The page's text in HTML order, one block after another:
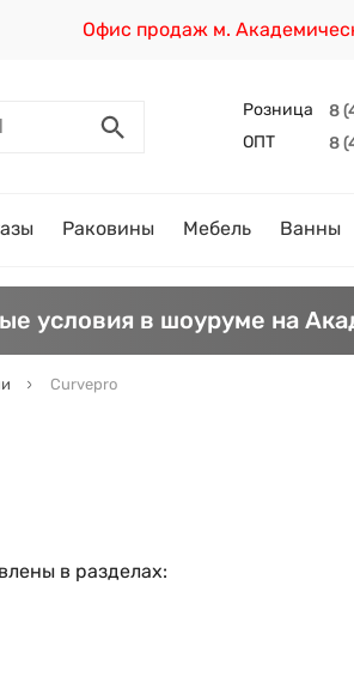
Офис продаж м.
Розница 8
ОПТ
8
Раковины Мебель Ванны
условия в шоуруме на
Curvepro
в разделах: